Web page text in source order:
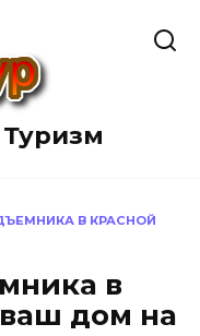
В КРАСНОЙ
в
дом на